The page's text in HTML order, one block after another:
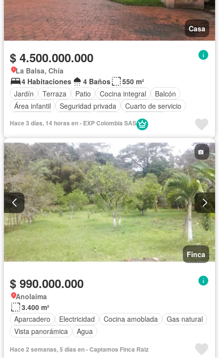
Casa
$ 4.500.000.000
La Balsa, Chía
4 Habitaciones
4 Baños
550 m²
Jardín
Terraza Patio Cocina integral
Balcón
Área infantil
Seguridad privada
Cuarto de servicio
Gas natural
Hace 3 días, 14 horas en - EXP Colombia SAS
Finca
$ 990.000.000
Anolaima
3.400 m²
Aparcadero
Electricidad Cocina amoblada
Gas natural
Vista panorámica
Agua
Hace 2 semanas, 5 días en - Captamos Finca Raiz